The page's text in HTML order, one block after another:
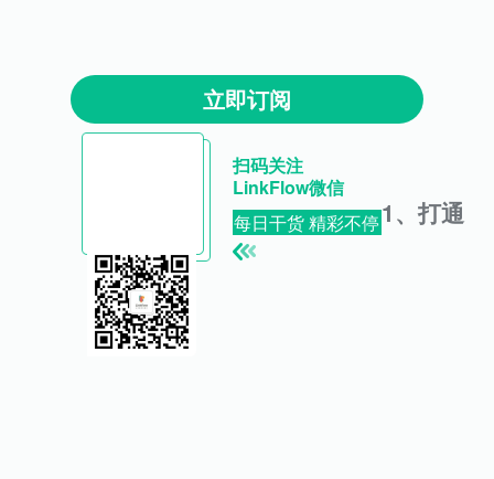
立即订阅
扫码关注
LinkFlow微信
每日干货 精彩不停1、打通